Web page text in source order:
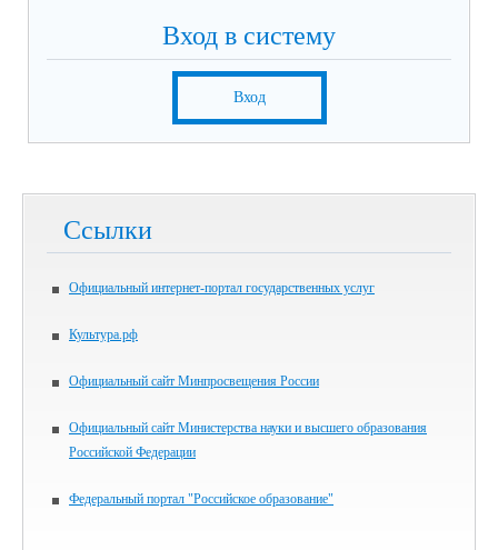
Вход в систему
Вход
Ссылки
Официальный интернет-портал государственных услуг
Культура.рф
Официальный сайт Минпросвещения России
Официальный сайт Министерства науки и высшего образования
Российской Федерации
Федеральный портал "Российское образование"